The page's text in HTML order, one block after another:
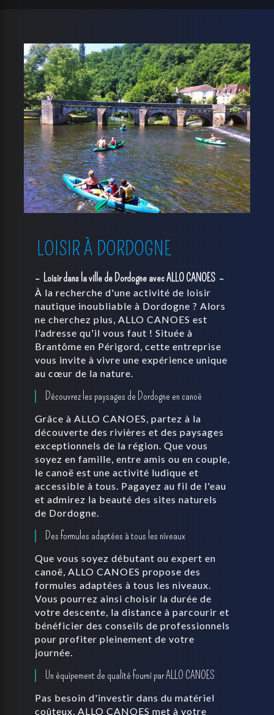
LOISIR À DORDOGNE
Loisir dans la ville de Dordogne avec ALLO CANOES
À la recherche d'une activité de loisir
nautique inoubliable à Dordogne ? Alors
ne cherchez plus, ALLO CANOES est
l'adresse qu'il vous faut ! Située à
Brantôme en Périgord, cette entreprise
vous invite à vivre une expérience unique
au cœur de la nature.
Découvrez les paysages de Dordogne en canoë
Grâce à ALLO CANOES, partez à la
découverte des rivières et des paysages
exceptionnels de la région. Que vous
soyez en famille, entre amis ou en couple,
le canoë est une activité ludique et
accessible à tous. Pagayez au fil de l'eau
et admirez la beauté des sites naturels
de Dordogne.
Des formules adaptées à tous les niveaux
Que vous soyez débutant ou expert en
canoë, ALLO CANOES propose des
formules adaptées à tous les niveaux.
Vous pourrez ainsi choisir la durée de
votre descente, la distance à parcourir et
bénéficier des conseils de professionnels
pour profiter pleinement de votre
journée.
Un équipement de qualité fourni par ALLO CANOES
Pas besoin d'investir dans du matériel
coûteux, ALLO CANOES met à votre